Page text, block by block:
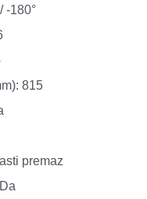
-180°
815
premaz
Da